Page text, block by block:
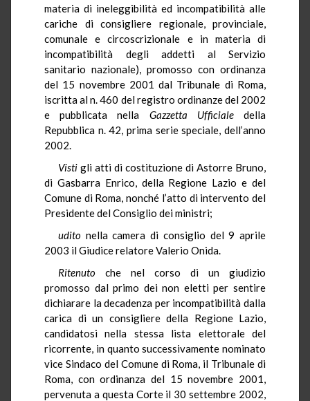
materia di ineleggibilità ed incompatibilità alle
cariche di consigliere regionale, provinciale,
comunale e circoscrizionale e in materia di
incompatibilità degli addetti al Servizio
sanitario nazionale), promosso con ordinanza
del 15 novembre 2001 dal Tribunale di Roma,
iscritta al n. 460 del registro ordinanze del 2002
e pubblicata nella Gazzetta Ufficialedella
Repubblica n. 42, prima serie speciale, dell’anno
2002.
Visti gli atti di costituzione di Astorre Bruno,
di Gasbarra Enrico, della Regione Lazio e del
Comune di Roma, nonché l’atto di intervento del
Presidente del Consiglio dei ministri;
udito nella camera di consiglio del 9 aprile
2003 il Giudice relatore Valerio Onida.
Ritenuto che nel corso di un giudizio
promosso dal primo dei non eletti per sentire
dichiarare la decadenza per incompatibilità dalla
carica di un consigliere della Regione Lazio,
candidatosi nella stessa lista elettorale del
ricorrente, in quanto successivamente nominato
vice Sindaco del Comune di Roma, il Tribunale di
Roma, con ordinanza del 15 novembre 2001,
pervenuta a questa Corte il 30 settembre 2002,